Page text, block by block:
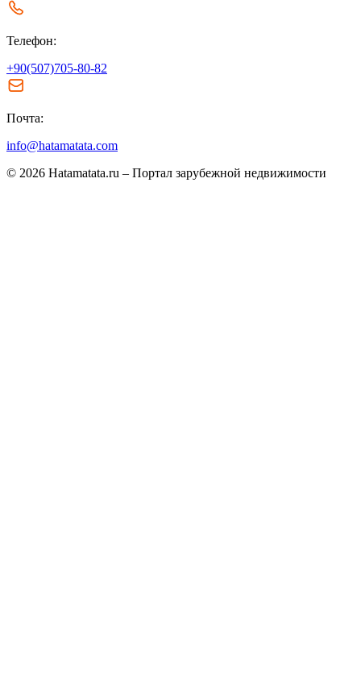
Телефон:
+90(507)705-80-82
Почта:
info@hatamatata.com
© 2026 Hatamatata.ru – Портал зарубежной недвижимости